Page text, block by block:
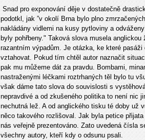
Snad pro exponování děje v dostatečně
podotkl, jak ”v okolí Brna bylo plno
nakládány vidlemi na kusy pytloviny a
byly pohřbeny." Taková slova musela
razantním výpadům. Je otázka, ke které
vztahovat. Pokud tím chtěl autor naznačit
pak mu můžeme dát za pravdu. Bombami,
nastraženými léčkami roztrhaných těl bylo tu
však dáme tato slova do souvislosti s
nepravdivé a od zkušeného politika to není nic
nechutná lež. A od anglického tisku té doby už
něco takového rozlišoval. Jak byla petice
nás veřejně prezentováno. Zato uvedená čísla
všechny autory, kteří kdy o odsunu psali.